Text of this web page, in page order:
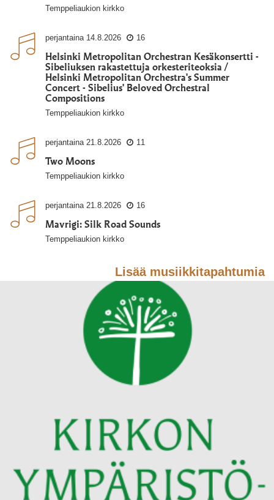
Temppeliaukion kirkko
perjantaina 14.8.2026 16
Helsinki Metropolitan Orchestran Kesäkonsertti -
Sibeliuksen rakastettuja orkesteriteoksia /
Helsinki Metropolitan Orchestra's Summer
Concert - Sibelius' Beloved Orchestral
Compositions
Temppeliaukion kirkko
perjantaina 21.8.2026 11
Two Moons
Temppeliaukion kirkko
perjantaina 21.8.2026 16
Mavrigi: Silk Road Sounds
Temppeliaukion kirkko
Lisää musiikkitapahtumia